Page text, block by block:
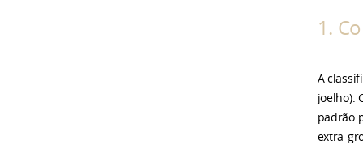
1.
A
joelho).
padrão
extra-